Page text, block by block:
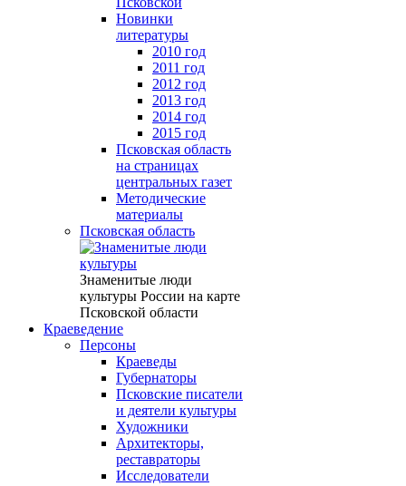
Новинки
литературы
2010 год
2011 год
2012 год
2013 год
2014 год
2015 год
Псковская область
на страницах
центральных газет
Методические
материалы
Псковская область
Знаменитые люди
культуры России на карте
Псковской области
Краеведение
Персоны
Краеведы
Губернаторы
Псковские писатели
и деятели культуры
Художники
Архитекторы,
реставраторы
Исследователи